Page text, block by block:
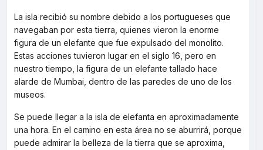
La isla recibió su nombre debido a los portugueses que
navegaban por esta tierra, quienes vieron la enorme
figura de un elefante que fue expulsado del monolito.
Estas acciones tuvieron lugar en el siglo 16, pero en
nuestro tiempo, la figura de un elefante tallado hace
alarde de Mumbai, dentro de las paredes de uno de los
museos.
Se puede llegar a la isla de elefanta en aproximadamente
una hora. En el camino en esta área no se aburrirá, porque
puede admirar la belleza de la tierra que se aproxima,